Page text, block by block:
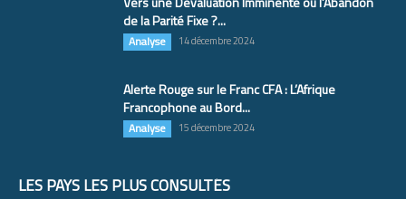
de la Parité Fixe ?...
Analyse 14 décembre 2024
Alerte Rouge sur le Franc CFA : L’Afrique
Francophone au Bord...
Analyse 15 décembre 2024
LES PAYS LES PLUS CONSULTÉS